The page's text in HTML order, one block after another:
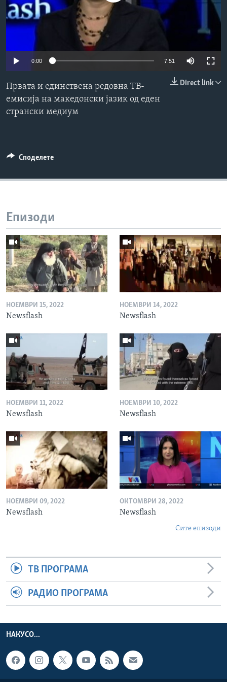
ИНТЕРВЈУА
Јазици
0:00 7:51
Direct link
Првата и единствена редовна ТВ-
емисија на македонски јазик од еден
странски медиум
Споделете
Епизоди
НОЕМВРИ 15, 2022
Newsflash
НОЕМВРИ 14, 2022
Newsflash
НОЕМВРИ 11, 2022
Newsflash
НОЕМВРИ 10, 2022
Newsflash
НОЕМВРИ 09, 2022
Newsflash
ОКТОМВРИ 28, 2022
Newsflash
Сите епизоди
ТВ ПРОГРАМА
РАДИО ПРОГРАМА
НАКУСО...